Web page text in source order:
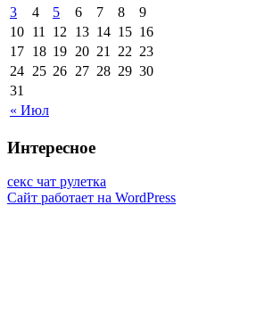
« Июл
3 4 5 6 7 8
9
10 11 12 13 14 15 16
17 18 19 20 21 22 23
24 25 26 27 28 29 30
31
Интересное
секс чат рулетка
Сайт работает на WordPress